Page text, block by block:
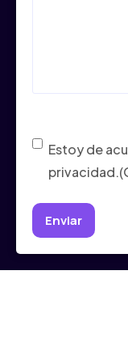
Consentimiento
Estoy de
privacidad.